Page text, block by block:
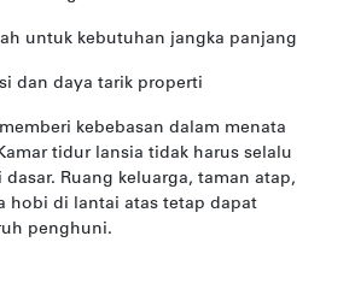
untuk kebutuhan jangka panjang
dan daya tarik properti
kebebasan dalam menata
tidur lansia tidak harus selalu
Ruang keluarga, taman atap,
hobi di lantai atas tetap dapat
penghuni.